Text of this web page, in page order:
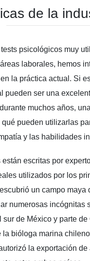
de la
psicológicos muy
laborales, hemos
la práctica actual. Si
pueden ser una
muchos años,
pueden utilizarlas
y las habilidades
escritas por
utilizados por los
un campo
numerosas incógnitas
de México y parte
bióloga marina
la exportación